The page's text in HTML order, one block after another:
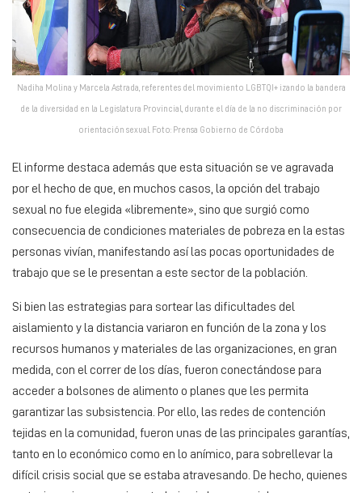
Nadiha Molina y Marcela Astrada, referentes del movimiento LGBTQI+ izando la bandera
de la diversidad en la Legislatura Provincial, durante el día de la no discriminación por
orientación sexual. Foto: Prensa Gobierno de Córdoba
El informe destaca además que esta situación se ve agravada
por el hecho de que, en muchos casos, la opción del trabajo
sexual no fue elegida «libremente», sino que surgió como
consecuencia de condiciones materiales de pobreza en la estas
personas vivían, manifestando así las pocas oportunidades de
trabajo que se le presentan a este sector de la población.
Si bien las estrategias para sortear las dificultades del
aislamiento y la distancia variaron en función de la zona y los
recursos humanos y materiales de las organizaciones, en gran
medida, con el correr de los días, fueron conectándose para
acceder a bolsones de alimento o planes que les permita
garantizar las subsistencia. Por ello, las redes de contención
tejidas en la comunidad, fueron unas de las principales garantías,
tanto en lo económico como en lo anímico, para sobrellevar la
difícil crisis social que se estaba atravesando. De hecho, quienes